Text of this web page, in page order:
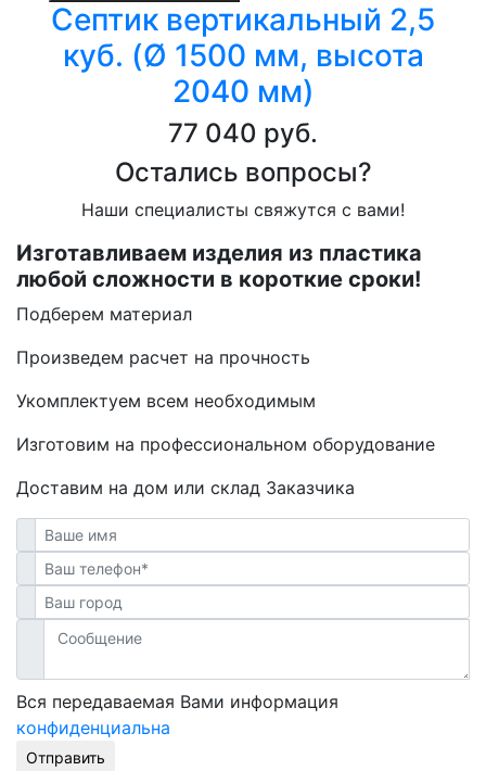
Септик вертикальный 2,5
куб. (Ø 1500 мм, высота
2040 мм)
77 040 руб.
Остались вопросы?
Наши специалисты свяжутся с вами!
Изготавливаем изделия из пластика
любой сложности в короткие сроки!
Подберем материал
Произведем расчет на прочность
Укомплектуем всем необходимым
Изготовим на профессиональном оборудование
Доставим на дом или склад Заказчика
Вся передаваемая Вами информация
конфиденциальна
Отправить